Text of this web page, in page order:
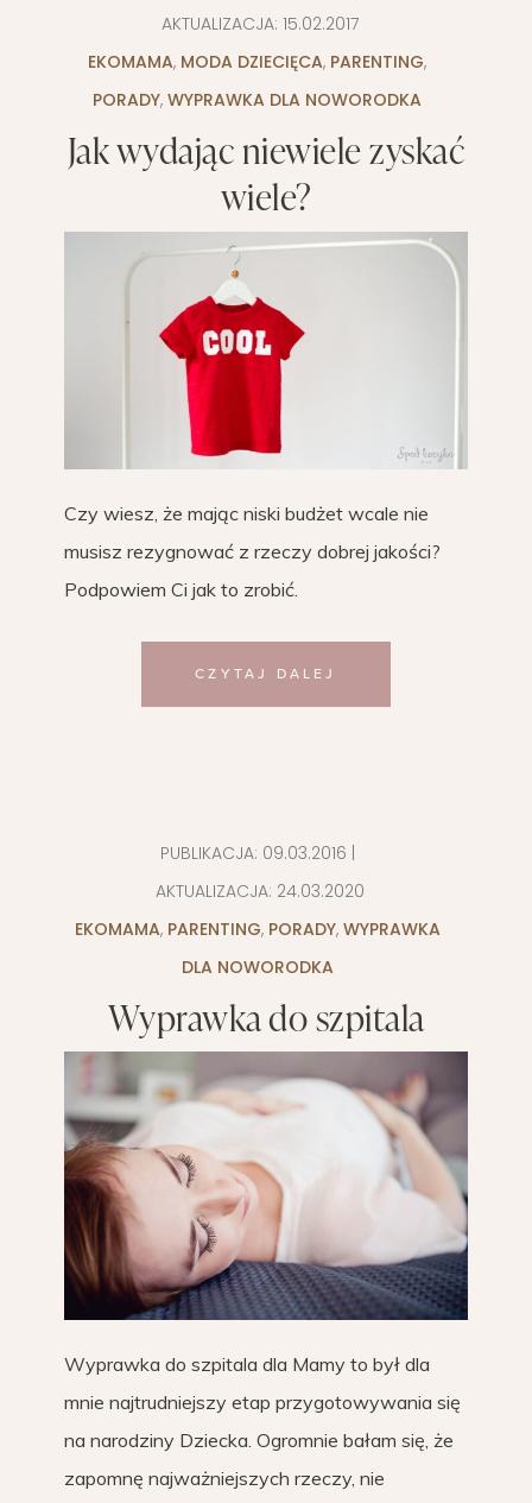
AKTUALIZACJA: 15.02.2017
EKOMAMA, MODA DZIECIĘCA, PARENTING,
PORADY, WYPRAWKA DLA NOWORODKA
Jak wydając niewiele zyskać
wiele?
Czy wiesz, że mając niski budżet wcale nie
musisz rezygnować z rzeczy dobrej jakości?
Podpowiem Ci jak to zrobić.
CZYTAJ DALEJ
PUBLIKACJA: 09.03.2016 |
AKTUALIZACJA: 24.03.2020
EKOMAMA, PARENTING, PORADY, WYPRAWKA
DLA NOWORODKA
Wyprawka do szpitala
Wyprawka do szpitala dla Mamy to był dla
mnie najtrudniejszy etap przygotowywania się
na narodziny Dziecka. Ogromnie bałam się, że
zapomnę najważniejszych rzeczy, nie